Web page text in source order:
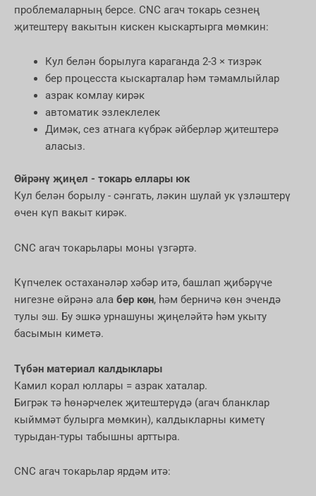
проблемаларның берсе. CNC агач токарь сезнең
җитештерү вакытын кискен кыскартырга мөмкин:
Кул белән борылуга караганда 2-3 × тизрәк
бер процесста кыскарталар һәм тәмамлыйлар
азрак комлау кирәк
автоматик эзлеклелек
Димәк, сез атнага күбрәк әйберләр җитештерә
аласыз.
Өйрәнү җиңел - токарь еллары юк
Кул белән борылу - сәнгать, ләкин шулай ук үзләштерү
өчен күп вакыт кирәк.
CNC агач токарьлары моны үзгәртә.
Күпчелек остаханәләр хәбәр итә, башлап җибәрүче
нигезне өйрәнә ала бер көн, һәм берничә көн эчендә
тулы эш. Бу эшкә урнашуны җиңеләйтә һәм укыту
басымын киметә.
Түбән материал калдыклары
Камил корал юллары = азрак хаталар.
Бигрәк тә һөнәрчелек җитештерүдә (агач бланклар
кыйммәт булырга мөмкин), калдыкларны киметү
турыдан-туры табышны арттыра.
CNC агач токарьлар ярдәм итә: